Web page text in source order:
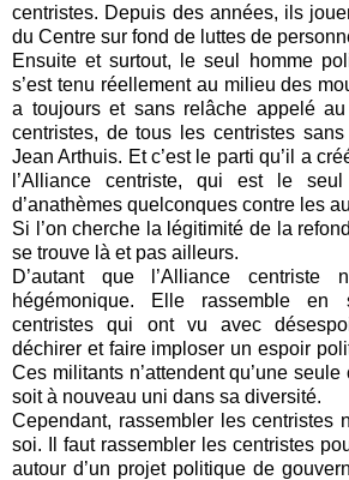
centristes. Depuis des années, ils
du Centre sur fond de luttes de
Ensuite et surtout, le seul homme
s’est tenu réellement au milieu des
a toujours et sans relâche appelé au
centristes, de tous les centristes sans
Jean Arthuis. Et c’est le parti qu’il a
l’Alliance centriste, qui est le
d’anathèmes quelconques contre les
Si l’on cherche la légitimité de la
se trouve là et pas ailleurs.
D’autant que l’Alliance centriste
hégémonique. Elle rassemble
centristes qui ont vu avec
déchirer et faire imploser un espoir
Ces militants n’attendent qu’une
soit à nouveau uni dans sa diversité.
Cependant, rassembler les centristes
soi. Il faut rassembler les centristes
autour d’un projet politique de